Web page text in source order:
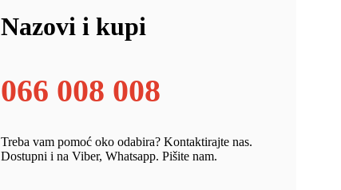
Nazovi i kupi
066 008 008
Treba vam pomoć oko odabira? Kontaktirajte nas.
Dostupni i na Viber, Whatsapp. Pišite nam.